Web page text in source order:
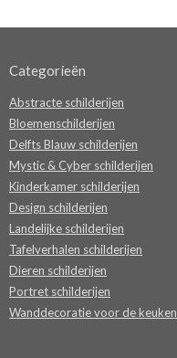
Categorieën
Abstracte schilderijen
Bloemenschilderijen
Delfts Blauw schilderijen
Mystic & Cyber schilderijen
Kinderkamer schilderijen
Design schilderijen
Landelijke schilderijen
Tafelverhalen schilderijen
Dieren schilderijen
Portret schilderijen
Wanddecoratie voor de keuken